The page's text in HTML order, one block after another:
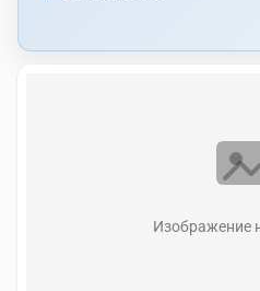
Изображение